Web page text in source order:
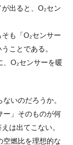
出ると、O₂セン
も「O₂センサー
ことである。
O₂センサーを暖
いのだろうか。
ー」そのものが何
は出てこない。
空燃比を理想的な